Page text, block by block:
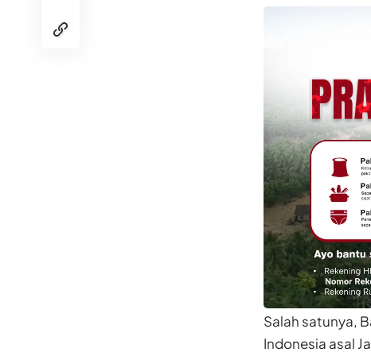
Salah satunya,
Indonesia asal